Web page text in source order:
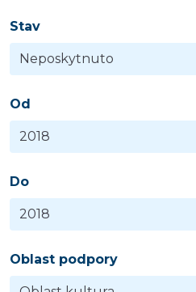
Stav
Od
Do
Oblast podpory